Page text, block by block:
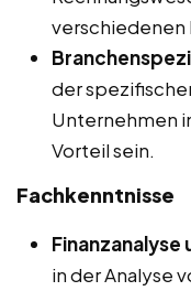
verschiedenen
der
Unternehmen
Vorteil sein.
Fachkenntnisse
Finanzanalyse
in der Analyse